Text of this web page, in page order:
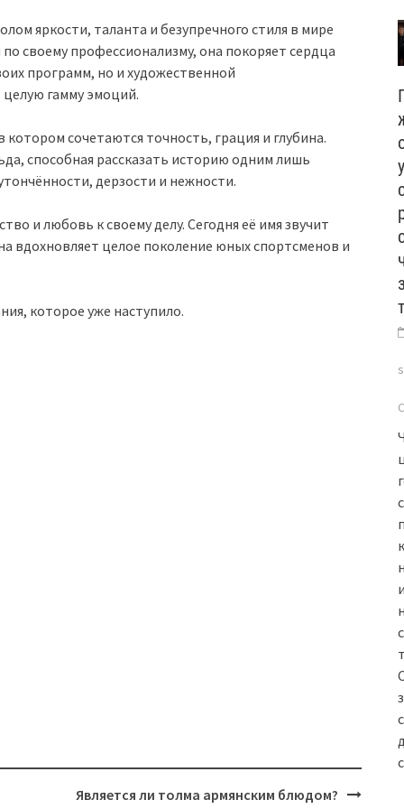
яркости, таланта и безупречного стиля в мире
своему профессионализму, она покоряет сердца
программ, но и художественной
гамму эмоций.
сочетаются точность, грация и глубина.
способная рассказать историю одним лишь
дерзости и нежности.
и любовь к своему делу. Сегодня её имя звучит
вдохновляет целое поколение юных спортсменов и
которое уже наступило.
Является ли толма армянским блюдом?